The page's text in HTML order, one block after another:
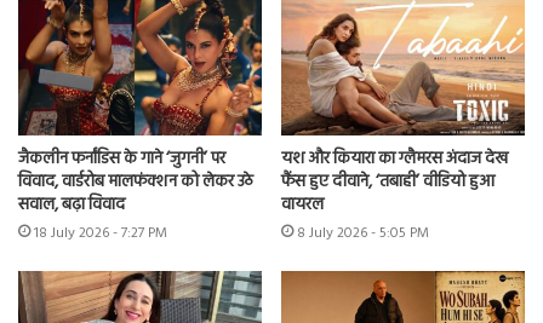
जैकलीन फर्नांडिस के गाने ‘जुगनी’ पर
विवाद, वार्डरोब मालफंक्शन को लेकर उठे
सवाल, बढ़ा विवाद
18 July 2026 - 7:27 PM
यश और कियारा का ग्लैमरस अंदाज देख
फैंस हुए दीवाने, ‘तबाही’ वीडियो हुआ
वायरल
8 July 2026 - 5:05 PM